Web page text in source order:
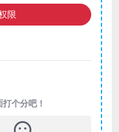
限
个分吧！